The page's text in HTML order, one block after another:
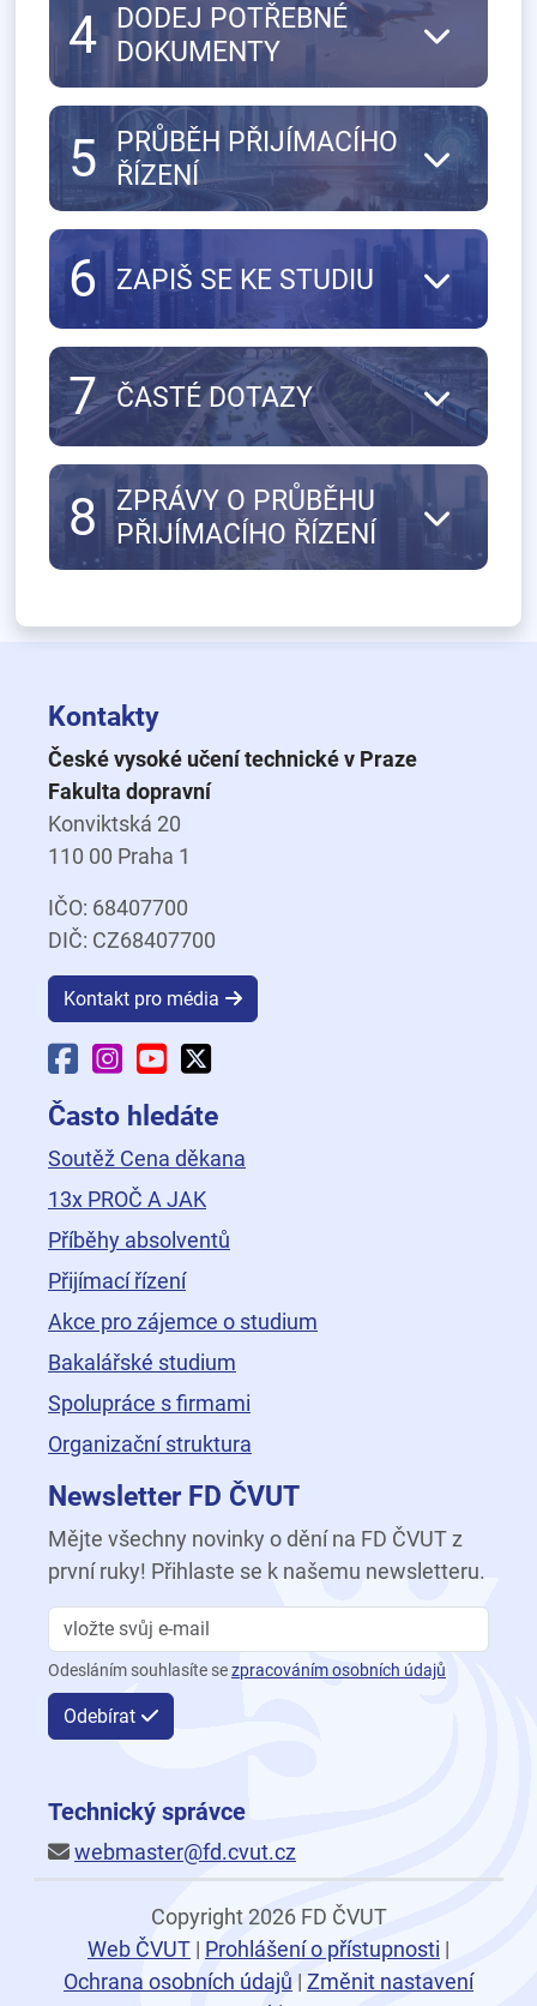
4 DODEJ POTŘEBNÉ
DOKUMENTY
5
PRŮBĚH PŘIJÍMACÍHO
ŘÍZENÍ
6 ZAPIŠ SE KE STUDIU
7 ČASTÉ DOTAZY
8
ZPRÁVY O PRŮBĚHU
PŘIJÍMACÍHO ŘÍZENÍ
Kontakty
České vysoké učení technické v Praze
Fakulta dopravní
Konviktská 20
110 00 Praha 1
IČO: 68407700
DIČ: CZ68407700
Kontakt pro média
Facebook Fakulty dopravní
Instagram Fakulty dopravní
YouTube Fakulty dopravní
Často hledáte
Soutěž Cena děkana
13x PROČ A JAK
Příběhy absolventů
Přijímací řízení
Akce pro zájemce o studium
Bakalářské studium
Spolupráce s firmami
Organizační struktura
Newsletter FD ČVUT
Mějte všechny novinky o dění na FD ČVUT z
první ruky! Přihlaste se k našemu newsletteru.
Odesláním souhlasíte sezpracováním osobních údajů
Odebírat
Technický správce
webmaster@fd.cvut.cz
Copyright 2026 FD ČVUT
Web ČVUT | Prohlášení o přístupnosti |
Ochrana osobních údajů | Změnit nastavení